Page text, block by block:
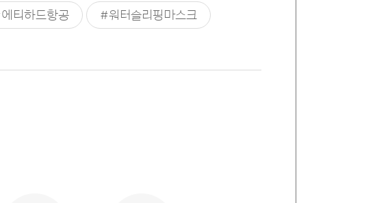
티하드항공 #워터슬리핑마스크